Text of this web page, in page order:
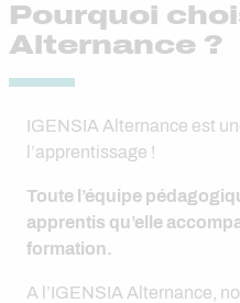
Pourquoi
Alternance ?
IGENSIA Alternance est
l’apprentissage !
Toute l’équipe
apprentis qu’elle
formation.
A l’IGENSIA Alternance,